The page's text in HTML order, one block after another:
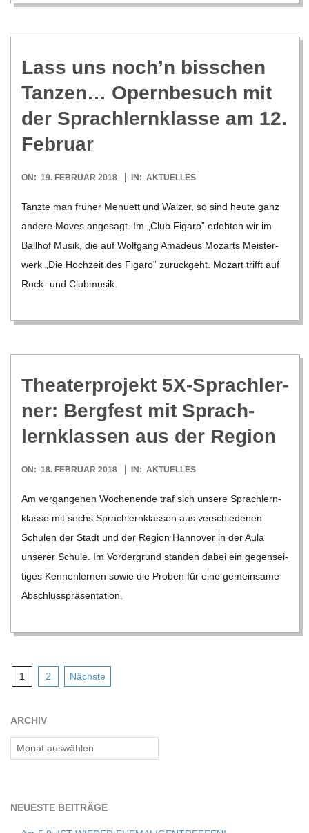
Lass uns noch’n biss­chen
Tan­zen… Opern­be­such mit
der Sprach­lern­klasse am 12.
Februar
2018-
ON: 19. FEBRUAR 2018 IN: AKTUELLES
Tanzte man frü­her Menu­ett und Wal­zer, so sind heute ganz
andere Moves ange­sagt. Im „Club Figaro” erleb­ten wir im
Ball­hof Musik, die auf Wolf­gang Ama­deus Mozarts Meis­ter­
werk „Die Hoch­zeit des Figaro” zurück­geht. Mozart trifft auf
Rock- und Club­mu­sik.
Thea­ter­pro­jekt 5X-Sprach­ler­
ner: Berg­fest mit Sprach­
lern­klas­sen aus der Region
2018-
ON: 18. FEBRUAR 2018 IN: AKTUELLES
Am ver­gan­ge­nen Wochen­ende traf sich unsere Sprach­lern­
klasse mit sechs Sprach­lern­klas­sen aus ver­schie­de­nen
Schu­len der Stadt und der Region Han­no­ver in der Aula
unse­rer Schule. Im Vor­der­grund stan­den dabei ein gegen­sei­
ti­ges Ken­nen­ler­nen sowie die Pro­ben für eine gemein­same
Abschluss­prä­sen­ta­tion.
Seitennummerierung
1 2 Nächste
ARCHIV
Archiv
NEU­ESTE BEITRÄGE